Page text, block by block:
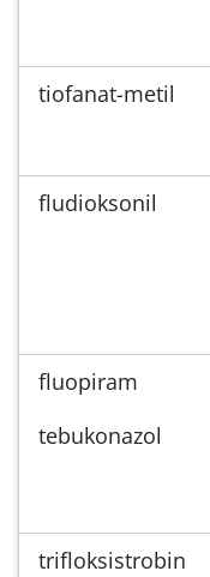
tiofanat-metil
fludioksonil
fluopiram
tebukonazol
trifloksistrobin